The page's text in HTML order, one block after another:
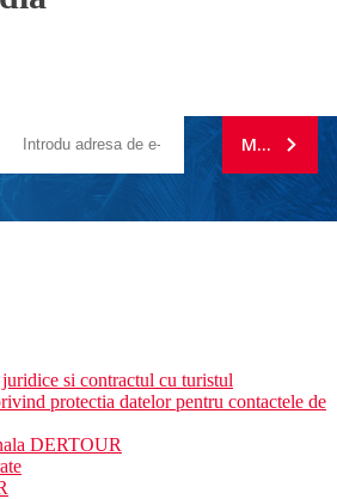
MA
si contractul cu turistul
protectia datelor pentru contactele de
DERTOUR